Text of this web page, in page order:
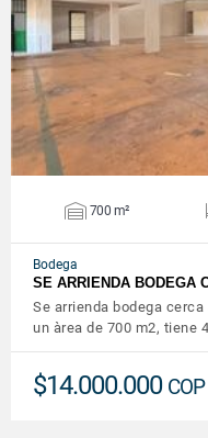
700 m²
Bodega
SE ARRIENDA BODEGA
Se arrienda bodega
un àrea de 700 m2, tiene
$14.000.000 COP